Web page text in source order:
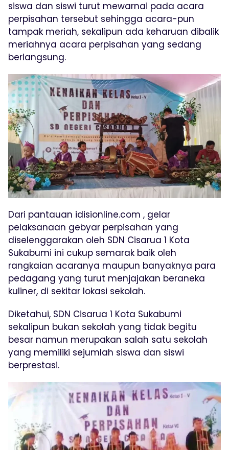
siswa dan siswi turut mewarnai pada acara
perpisahan tersebut sehingga acara-pun
tampak meriah, sekalipun ada keharuan dibalik
meriahnya acara perpisahan yang sedang
berlangsung.
Dari pantauan idisionline.com , gelar
pelaksanaan gebyar perpisahan yang
diselenggarakan oleh SDN Cisarua 1 Kota
Sukabumi ini cukup semarak baik oleh
rangkaian acaranya maupun banyaknya para
pedagang yang turut menjajakan beraneka
kuliner, di sekitar lokasi sekolah.
Diketahui, SDN Cisarua 1 Kota Sukabumi
sekalipun bukan sekolah yang tidak begitu
besar namun merupakan salah satu sekolah
yang memiliki sejumlah siswa dan siswi
berprestasi.